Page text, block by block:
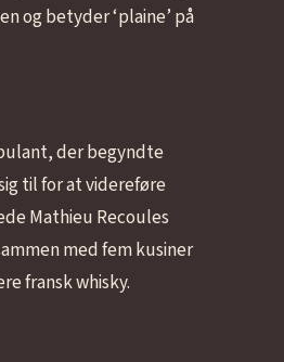
og betyder ‘plaine’ på
der begyndte
til for at videreføre
Mathieu Recoules
med fem kusiner
fransk whisky.